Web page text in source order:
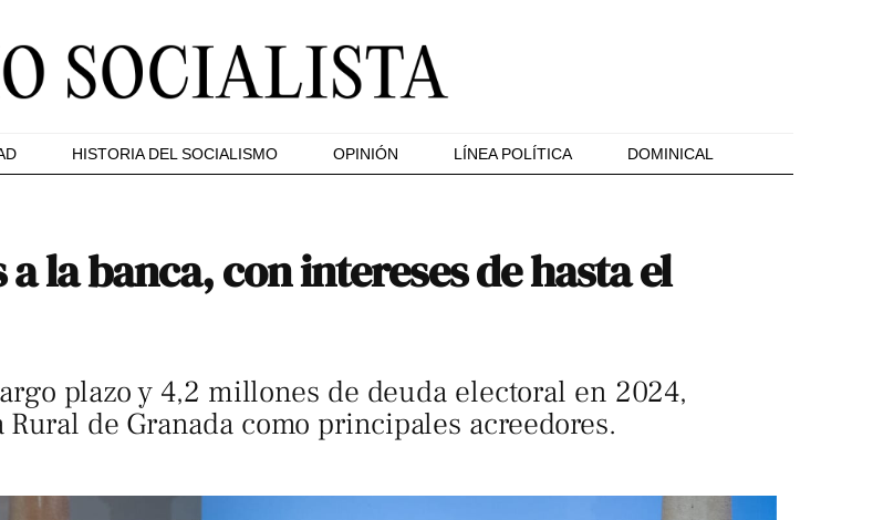
HISTORIA DEL SOCIALISMO OPINIÓN LÍNEA POLÍTICA DOMINICAL
la banca, con intereses de hasta el
plazo y 4,2 millones de deuda electoral en 2024,
de Granada como principales acreedores.